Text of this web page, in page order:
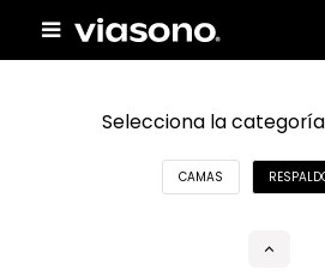

Selecciona la
CAMAS